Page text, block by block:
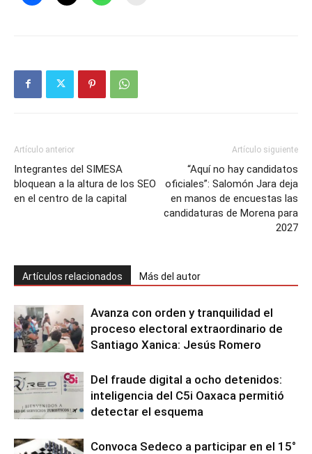
Artículo anterior
Integrantes del SIMESA
bloquean a la altura de los SEO
en el centro de la capital
Artículo siguiente
“Aquí no hay candidatos
oficiales”: Salomón Jara deja
en manos de encuestas las
candidaturas de Morena para
2027
Artículos relacionados Más del autor
Avanza con orden y tranquilidad el
proceso electoral extraordinario de
Santiago Xanica: Jesús Romero
Del fraude digital a ocho detenidos:
inteligencia del C5i Oaxaca permitió
detectar el esquema
Convoca Sedeco a participar en el 15°